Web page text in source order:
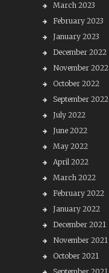
March 2023
February 2023
January 2023
December 2022
November 2022
October 2022
September 2022
July 2022
June 2022
May 2022
April 2022
March 2022
February 2022
January 2022
December 2021
November 2021
October 2021